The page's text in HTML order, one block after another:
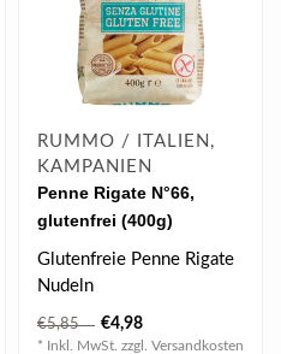
RUMMO / ITALIEN,
KAMPANIEN
Penne Rigate N°66,
glutenfrei (400g)
Glutenfreie Penne Rigate
Nudeln
€5,85 €4,98
* Inkl. MwSt. zzgl. Versandkosten